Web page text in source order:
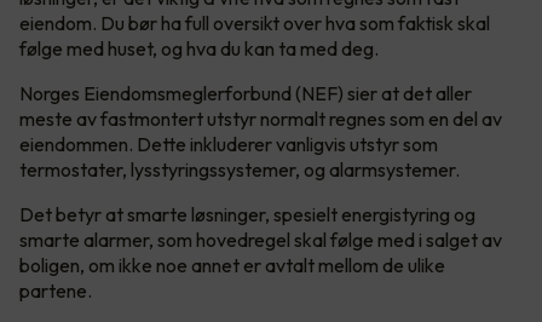
eiendom. Du bør ha full oversikt over hva som faktisk skal
følge med huset, og hva du kan ta med deg.
Norges Eiendomsmeglerforbund (NEF) sier at det aller
meste av fastmontert utstyr normalt regnes som en del av
eiendommen. Dette inkluderer vanligvis utstyr som
termostater, lysstyringssystemer, og alarmsystemer.
Det betyr at smarte løsninger, spesielt energistyring og
smarte alarmer, som hovedregel skal følge med i salget av
boligen, om ikke noe annet er avtalt mellom de ulike
partene.